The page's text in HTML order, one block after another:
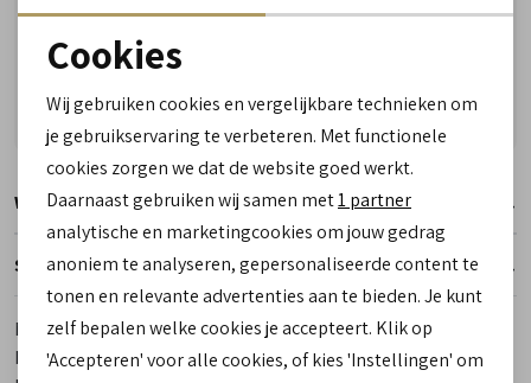
Vandaag besteld, woensdag in huis!
Vragen? Wij helpen u graag! Whatsapp of bel ons
Reserveer- en passervice in de winkel!
Winkelvoorraad
Specificaties
Merk
Bunnies JR
Leveranciercode
226222 401 Cleo Chunky
Noodzakelijke cookies
Analytische cookies
Marketing cookies
Cookies
Wij gebruiken cookies en vergelijkbare technieken om
je gebruikservaring te verbeteren. Met functionele
cookies zorgen we dat de website goed werkt.
Daarnaast gebruiken wij samen met1 partner
analytische en marketingcookies om jouw gedrag
anoniem te analyseren, gepersonaliseerde content te
tonen en relevante advertenties aan te bieden. Je kunt
zelf bepalen welke cookies je accepteert. Klik op
'Accepteren' voor alle cookies, of kies 'Instellingen' om